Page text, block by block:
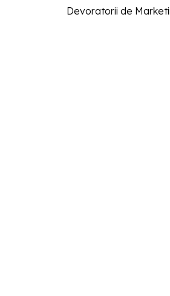
Devoratorii de